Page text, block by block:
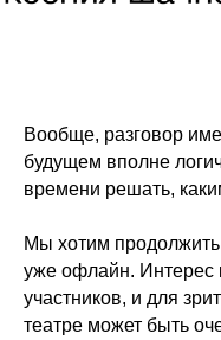
Вообще, разговор
будущем вполне
времени решать,
Мы хотим продолжить
уже офлайн. Интерес
участников, и для
театре может быть